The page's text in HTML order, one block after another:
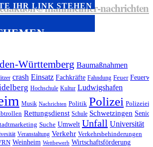
IHR LINK STEHEN
Württemberg Baumaßnahmen
crash Einsatz Fachkräfte Fahndung Feuer
Hochschule Kultur Ludwigshafen
Musik Nachrichten Politik Polizei
Rettungsdienst Schule Schwetzingen
Suche Umwelt Unfall Universität
Veranstaltung Verkehr Verkehrsbehinderungen
Weinheim Wettbewerb Wirtschaftsförderung